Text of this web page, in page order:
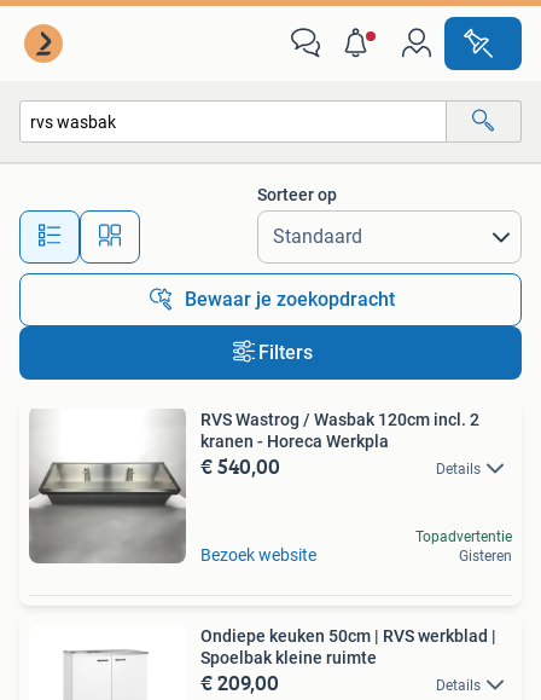
Alle afstanden…
Sorteer op
Bewaar je zoekopdracht
Filters
RVS Wastrog / Wasbak 120cm incl. 2
kranen - Horeca Werkpla
€ 540,00 Details
Bezoek website
Topadvertentie
Gisteren
Ondiepe keuken 50cm | RVS werkblad |
Spoelbak kleine ruimte
€ 209,00 Details